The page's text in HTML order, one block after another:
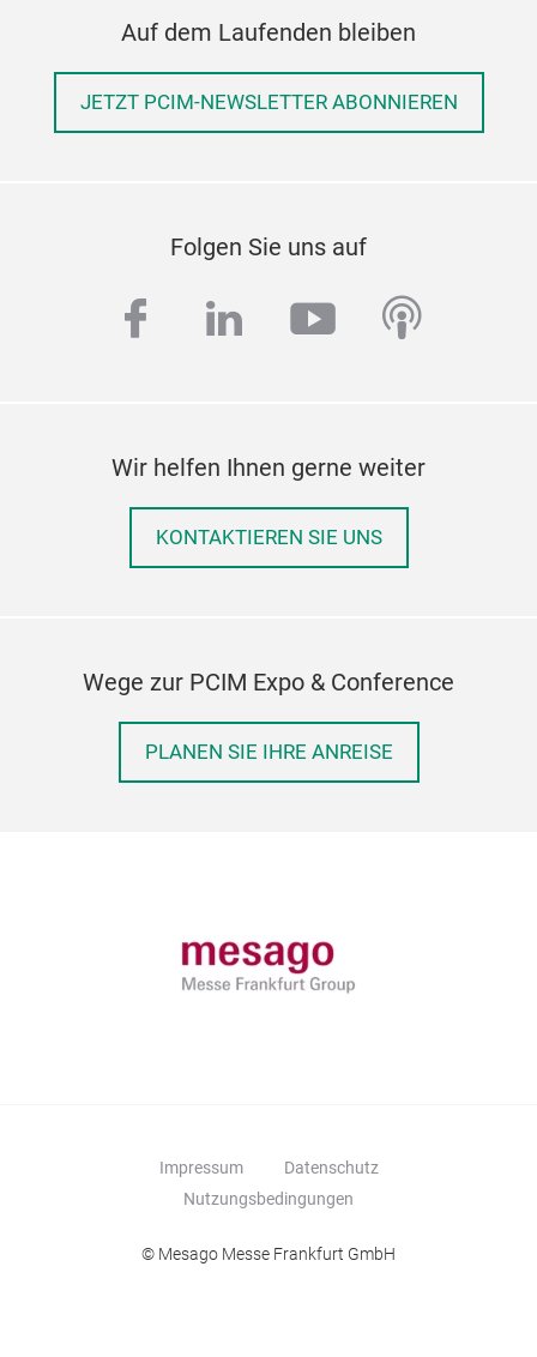
Auf dem Laufenden bleiben
JETZT PCIM-NEWSLETTER ABONNIEREN
Folgen Sie uns auf
facebook
linkedinyoutube
Wir helfen Ihnen gerne weiter
KONTAKTIEREN SIE UNS
Wege zur PCIM Expo & Conference
PLANEN SIE IHRE ANREISE
Impressum
Datenschutz
Nutzungsbedingungen
© Mesago Messe Frankfurt GmbH